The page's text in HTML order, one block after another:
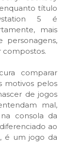
título
5 é
mais
personagens,
compostos.
comparar
motivos pelos
de jogos
mal,
consola da
ao
é um jogo da